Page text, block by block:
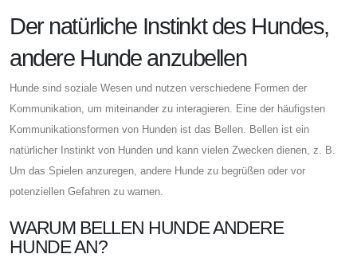
Der natürliche Instinkt des Hundes,
andere Hunde anzubellen
Hunde sind soziale Wesen und nutzen verschiedene Formen der
Kommunikation, um miteinander zu interagieren. Eine der häufigsten
Kommunikationsformen von Hunden ist das Bellen. Bellen ist ein
natürlicher Instinkt von Hunden und kann vielen Zwecken dienen, z. B.
Um das Spielen anzuregen, andere Hunde zu begrüßen oder vor
potenziellen Gefahren zu warnen.
WARUM BELLEN HUNDE ANDERE
HUNDE AN?